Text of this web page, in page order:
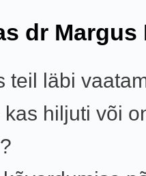
dr Margus
teil läbi
hiljuti või